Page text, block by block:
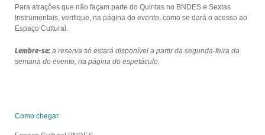
Para atrações que não façam parte do Quintas no BNDES e Sextas
Instrumentais, verifique, na página do evento, como se dará o acesso ao
Espaço Cultural.
Lembre-se:a reserva só estará disponível a partir da segunda-feira da
semana do evento, na página do espetáculo.
Como chegar